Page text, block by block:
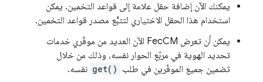
يمكنك الآن إضافة حقل علامة إلى قواعد التخمين. يمكن
استخدام هذا الحقل الاختياري لتتبُّع مصدر قواعد التخمين.
يمكن أن تعرض FecCM الآن العديد من موفّري خدمات
تحديد الهوية في مربّع الحوار نفسه، وذلك من خلال
تضمين جميع الموفّرين في طلب get() نفسه.